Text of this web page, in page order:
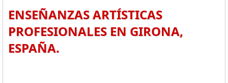
ENSEÑANZAS ARTÍSTICAS
PROFESIONALES EN GIRONA,
ESPAÑA.